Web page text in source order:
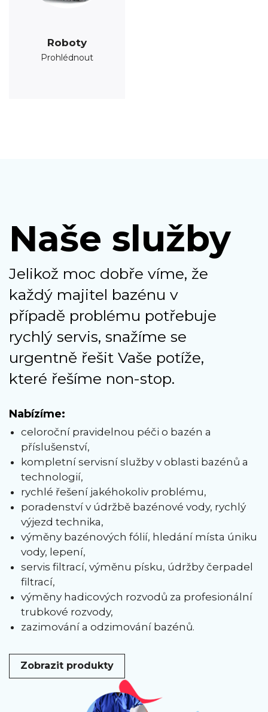
Roboty
Prohlédnout
Naše služby
Jelikož moc dobře víme, že
každý majitel bazénu v
případě problému potřebuje
rychlý servis, snažíme se
urgentně řešit Vaše potíže,
které řešíme non-stop.
Nabízíme:
celoroční pravidelnou péči o bazén a
příslušenství,
kompletní servisní služby v oblasti bazénů a
technologií,
rychlé řešení jakéhokoliv problému,
poradenství v údržbě bazénové vody, rychlý
výjezd technika,
výměny bazénových fólií, hledání místa úniku
vody, lepení,
servis filtrací, výměnu písku, údržby čerpadel
filtrací,
výměny hadicových rozvodů za profesionální
trubkové rozvody,
zazimování a odzimování bazénů.
Zobrazit produkty